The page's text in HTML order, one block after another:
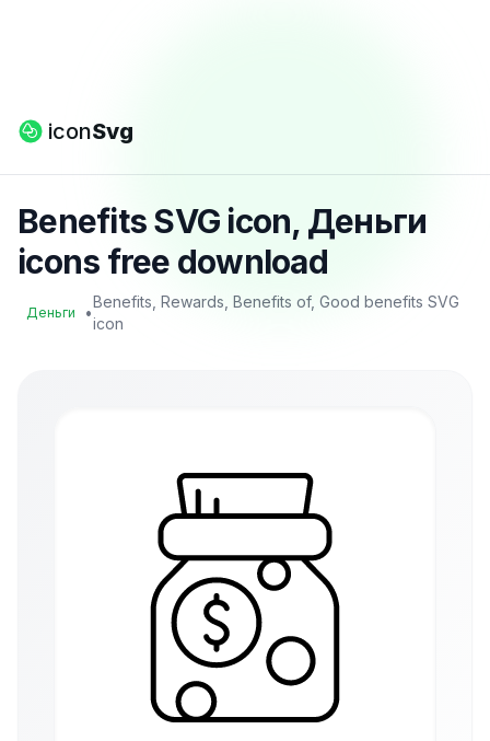
iconSvg
Benefits SVG icon, Деньги
icons free download
Деньги •
Benefits, Rewards, Benefits of, Good benefits SVG
icon